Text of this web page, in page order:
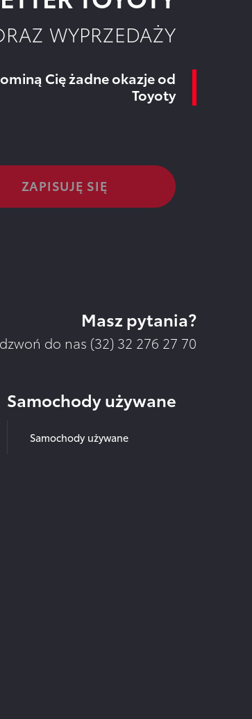
WYPRZEDAŻY
Cię żadne okazje od
Toyoty
Masz pytania?
do nas (32) 32 276 27 70
Samochody używane
Samochody używane